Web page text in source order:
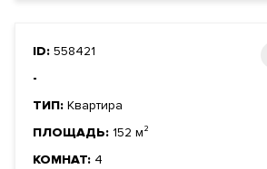
ID: 558421
-
ТИП: Квартира
ПЛОЩАДЬ: 152 м²
КОМНАТ: 4